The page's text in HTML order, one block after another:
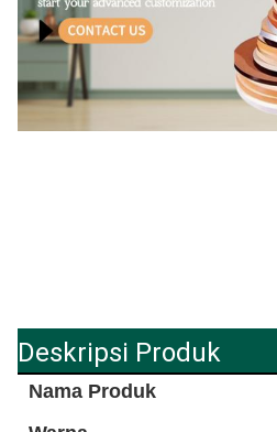
Deskripsi Produk
Nama Produk